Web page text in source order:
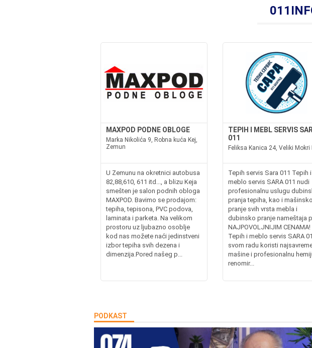
MAXPOD PODNE OBLOGE
Marka Nikolića 9, Robna kuća Kej,
Zemun
U Zemunu na okretnici autobusa
82,88,610, 611 itd..., a blizu Keja
smešten je salon podnih obloga
MAXPOD. Bavimo se prodajom:
tepiha, tepisona, PVC podova,
laminata i parketa. Na velikom
prostoru uz ljubazno osoblje
kod nas možete naći jedinstveni
izbor tepiha svih dezena i
dimenzija.Pored našeg p...
TEPIH I MEBL SERVIS
011
Feliksa Kanica 24, Veliki Mokri
Tepih servis Sara 011 Tepih i
meblo servis SARA 011 nudi
profesionalnu uslugu
pranja tepiha, kao i mašinsko
pranje svih vrsta mebla i
dubinsko pranje nameštaja
NAJPOVOLJNIJIM CENAMA!
Tepih i meblo servis SARA
svom radu koristi
mašine i profesionalnu
renomir...
PODKAST